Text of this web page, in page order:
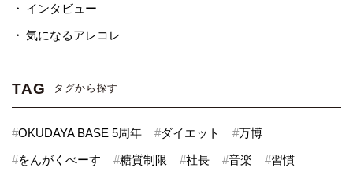
インタビュー
気になるアレコレ
TAG タグから探す
#OKUDAYA BASE 5周年 #ダイエット #万博
#をんがくべーす #糖質制限 #社長 #音楽 #習慣